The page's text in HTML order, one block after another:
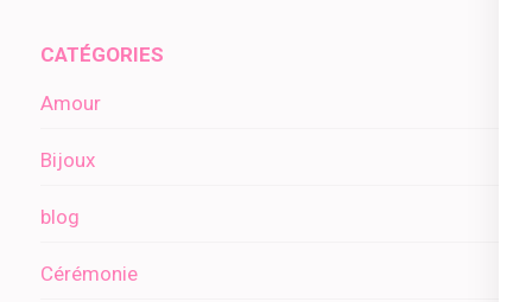
CATÉGORIES
Amour
Bijoux
blog
Cérémonie